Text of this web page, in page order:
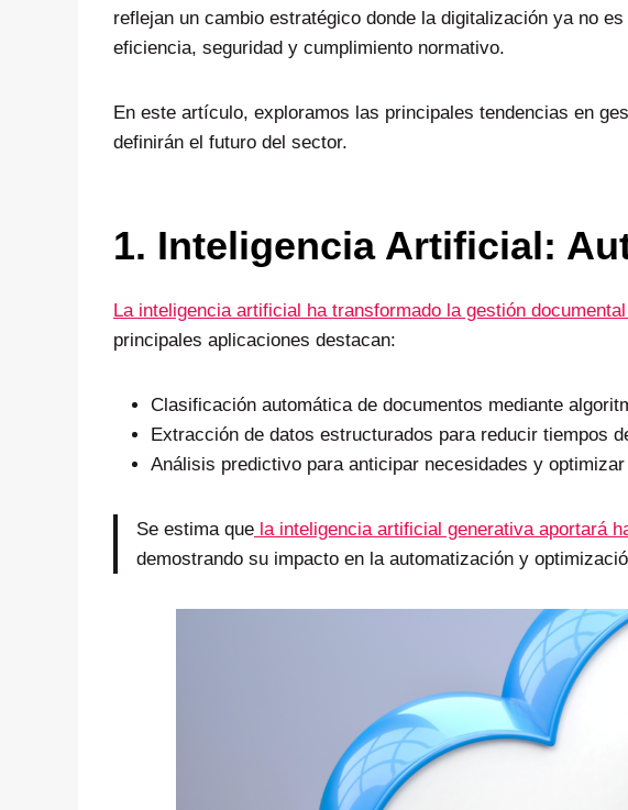
reflejan un cambio estratégico donde la digitalización ya no
eficiencia, seguridad y cumplimiento normativo.
En este artículo, exploramos las principales tendencias en
definirán el futuro del sector.
1. Inteligencia Artificial:
La inteligencia artificial ha transformado la gestión
principales aplicaciones destacan:
Clasificación automática de documentos mediante
Extracción de datos estructurados para reducir tiempos
Análisis predictivo para anticipar necesidades y
Se estima que la inteligencia artificial generativa aportará
demostrando su impacto en la automatización y